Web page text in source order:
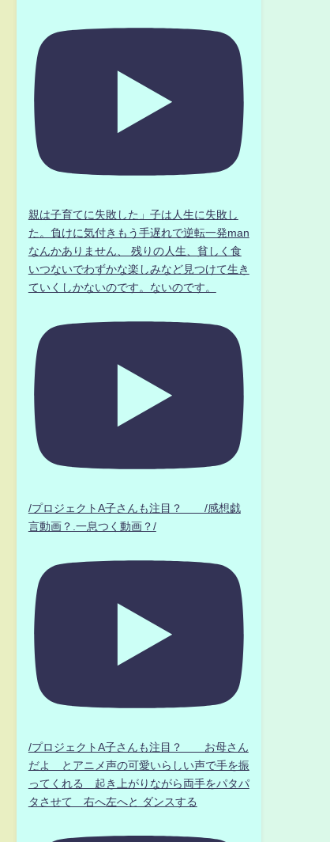
親は子育てに失敗した」子は人生に失敗し
た。負けに気付きもう手遅れで逆転一発man
なんかありません、 残りの人生、貧しく食
いつないでわずかな楽しみなど見つけて生き
ていくしかないのです。ないのです。
/プロジェクトA子さんも注目？ /感想戯
言動画？.一息つく動画？/
/プロジェクトA子さんも注目？ お母さん
だよ とアニメ声の可愛いらしい声で手を振
ってくれる 起き上がりながら両手をパタパ
タさせて 右へ左へと ダンスする